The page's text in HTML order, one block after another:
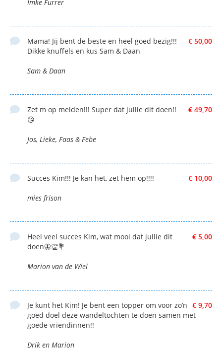
Imke Furrer
€ 50,00
Mama! Jij bent de beste en heel goed bezig!!!
Dikke knuffels en kus Sam & Daan
Sam & Daan
€ 49,70
Zet m op meiden!!! Super dat jullie dit doen!!
😘
Jos, Lieke, Faas & Febe
€ 10,00
Succes Kim!!! Je kan het, zet hem op!!!!
mies frison
€ 5,00
Heel veel succes Kim, wat mooi dat jullie dit
doen🦋👏💐
Marion van de Wiel
€ 9,70
Je kunt het Kim! Je bent een topper om voor zo’n
goed doel deze wandeltochten te doen samen met
goede vriendinnen!!
Drik en Marion